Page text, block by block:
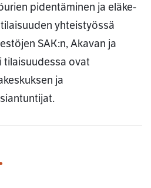
pidentäminen ja eläke-
yhteistyössä
SAK:n, Akavan ja
tilaisuudessa ovat
ja